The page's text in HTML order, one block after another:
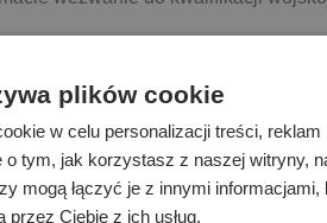
59 Ustawy o Obronie Ojczyzny
59. Ust 8. Ustawy o Obronie
albo zarządzeniem
w administracji.
Obrony Narodowej z dnia 27
plików cookie
w celu personalizacji treści,
o tym, jak korzystasz z naszej witryny,
mogą łączyć je z innymi
Ciebie z ich usług.